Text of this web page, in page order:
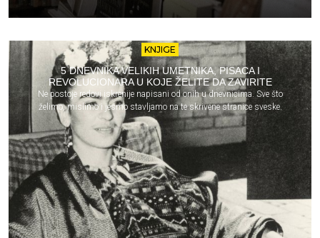
KNJIGE
5 DNEVNIKA VELIKIH UMETNIKA, PISACA I
REVOLUCIONARA U KOJE ŽELITE DA ZAVIRITE
Ne postoje redovi iskrenije napisani od onih u dnevnicima. Sve što
želimo, mislimo i jesmo stavljamo na te skrivene stranice sveske.